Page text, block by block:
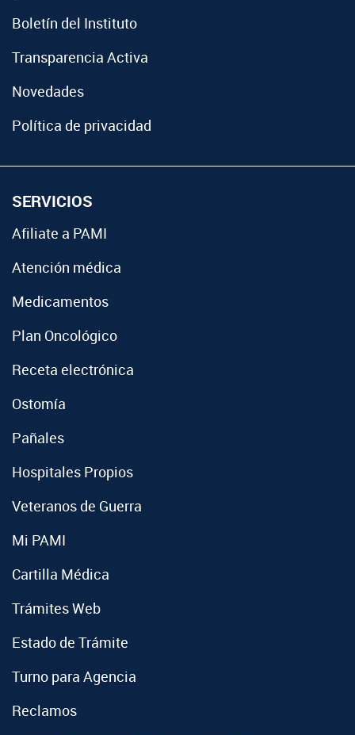
Boletín del Instituto
Transparencia Activa
Novedades
Política de privacidad
SERVICIOS
Afiliate a PAMI
Atención médica
Medicamentos
Plan Oncológico
Receta electrónica
Ostomía
Pañales
Hospitales Propios
Veteranos de Guerra
Mi PAMI
Cartilla Médica
Trámites Web
Estado de Trámite
Turno para Agencia
Reclamos